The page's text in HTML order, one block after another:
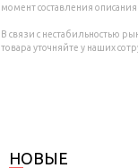
момент составления описания.
В связи с нестабильностью
товара уточняйте у наших
НОВЫЕ